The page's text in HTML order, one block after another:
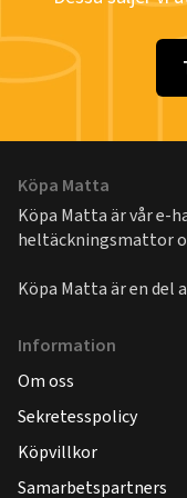
Köpa Matta
Köpa Matta är vår e-
heltäckningsmattor
Köpa Matta är en del
Information
Om oss
Sekretesspolicy
Köpvillkor
Samarbetspartners